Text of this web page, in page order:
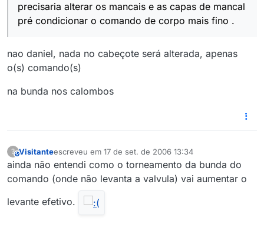
precisaria alterar os mancais e as capas de mancal
pré condicionar o comando de corpo mais fino .
nao daniel, nada no cabeçote será alterada, apenas
o(s) comando(s)
na bunda nos calombos
?This user is from outside of this forum
Visitanteescreveu em 17 de set. de 2006 13:34
última edição por
ainda não entendi como o torneamento da bunda do
comando (onde não levanta a valvula) vai aumentar o
levante efetivo.